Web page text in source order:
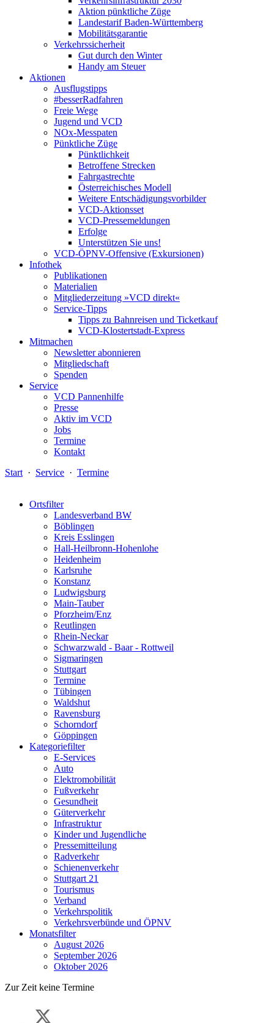
Aktion pünktliche Züge
Landestarif Baden-Württemberg
Mobilitätsgarantie
Verkehrssicherheit
Gut durch den Winter
Handy am Steuer
Aktionen
Ausflugstipps
#besserRadfahren
Freie Wege
Jugend und VCD
NOx-Messpaten
Pünktliche Züge
Pünktlichkeit
Betroffene Strecken
Fahrgastrechte
Österreichisches Modell
Weitere Entschädigungsvorbilder
VCD-Aktionsset
VCD-Pressemeldungen
Erfolge
Unterstützen Sie uns!
VCD-ÖPNV-Offensive (Exkursionen)
Infothek
Publikationen
Materialien
Mitgliederzeitung »VCD direkt«
Service-Tipps
Tipps zu Bahnreisen und Ticketkauf
VCD-Klostertstadt-Express
Mitmachen
Newsletter abonnieren
Mitgliedschaft
Spenden
Service
VCD Pannenhilfe
Presse
Aktiv im VCD
Jobs
Termine
Kontakt
Start · Service · Termine
Ortsfilter
Landesverband BW
Böblingen
Kreis Esslingen
Hall-Heilbronn-Hohenlohe
Heidenheim
Karlsruhe
Konstanz
Ludwigsburg
Main-Tauber
Pforzheim/Enz
Reutlingen
Rhein-Neckar
Schwarzwald - Baar - Rottweil
Sigmaringen
Stuttgart
Termine
Tübingen
Waldshut
Ravensburg
Schorndorf
Göppingen
Kategoriefilter
E-Services
Auto
Elektromobilität
Fußverkehr
Gesundheit
Güterverkehr
Infrastruktur
Kinder und Jugendliche
Pressemitteilung
Radverkehr
Schienenverkehr
Stuttgart 21
Tourismus
Verband
Verkehrspolitik
Verkehrsverbünde und ÖPNV
Monatsfilter
August 2026
September 2026
Oktober 2026
Zur Zeit keine Termine